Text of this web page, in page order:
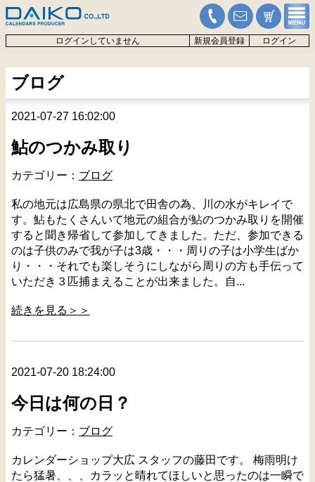
ログインしていません 新規会員登録 ログイン
ブログ
2021-07-27 16:02:00
鮎のつかみ取り
カテゴリー： ブログ
私の地元は広島県の県北で田舎の為、川の水がキレイで
す。鮎もたくさんいて地元の組合が鮎のつかみ取りを開催
すると聞き帰省して参加してきました。ただ、参加できる
のは子供のみで我が子は3歳・・・周りの子は小学生ばか
り・・・それでも楽しそうにしながら周りの方も手伝って
いただき３匹捕まえることが出来ました。自...
続きを見る＞＞
2021-07-20 18:24:00
今日は何の日？
カテゴリー： ブログ
カレンダーショップ大広 スタッフの藤田です。 梅雨明け
たら猛暑、、、カラッと晴れてほしいと思ったのは一瞬で